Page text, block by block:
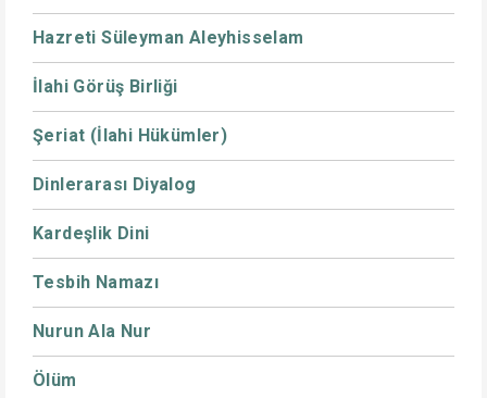
Hazreti Süleyman Aleyhisselam
İlahi Görüş Birliği
Şeriat (İlahi Hükümler)
Dinlerarası Diyalog
Kardeşlik Dini
Tesbih Namazı
Nurun Ala Nur
Ölüm